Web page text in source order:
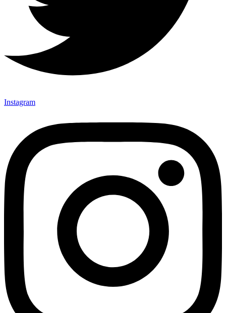
Instagram